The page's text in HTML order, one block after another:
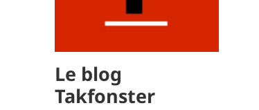
Le blog
Takfonster